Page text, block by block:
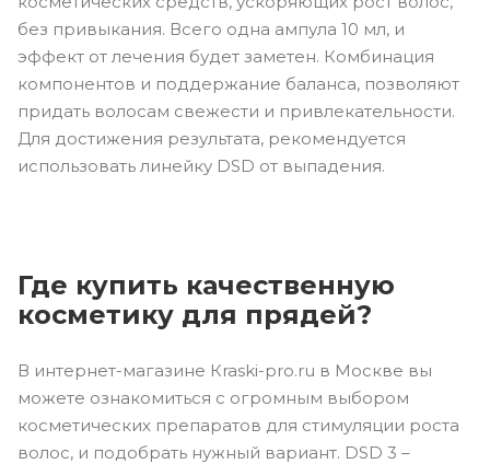
без привыкания. Всего одна ампула 10 мл, и
эффект от лечения будет заметен. Комбинация
компонентов и поддержание баланса, позволяют
придать волосам свежести и привлекательности.
Для достижения результата, рекомендуется
использовать линейку DSD от выпадения.
Где купить качественную
косметику для прядей?
В интернет-магазине Кraski-pro.ru в Москве вы
можете ознакомиться с огромным выбором
косметических препаратов для стимуляции роста
волос, и подобрать нужный вариант. DSD 3 –